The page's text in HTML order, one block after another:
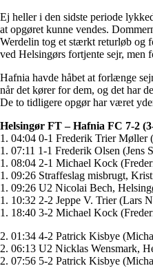
Ej heller i den sidste periode
at opgøret kunne vendes.
Werdelin tog et stærkt returløb og
ved Helsingørs fortjente sejr, men
Hafnia havde håbet at forlænge
når det kører for dem, og det har
De to tidligere opgør har været
Helsingør FT – Hafnia FC 7-2
1. 04:04 0-1 Frederik Trier Møller
1. 07:11 1-1 Frederik Olsen (Jens
1. 08:04 2-1 Michael Kock
1. 09:26 Straffeslag misbrugt,
1. 09:26 U2 Nicolai Bech,
1. 10:32 2-2 Jeppe V. Trier (Lars
1. 18:40 3-2 Michael Kock
2. 01:34 4-2 Patrick Kisbye
2. 06:13 U2 Nicklas Wensmark,
2. 07:56 5-2 Patrick Kisbye